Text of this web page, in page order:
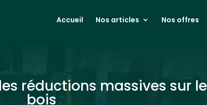
Accueil Nos articles Nos offres
réductions massives sur
bois